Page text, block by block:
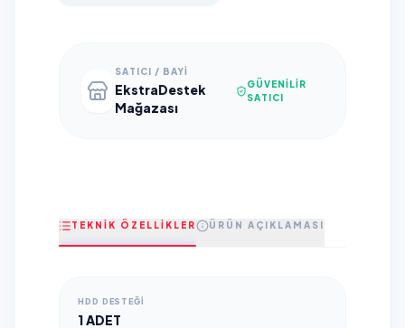
SATICI / BAYI
EkstraDestek
Mağazası
GÜVENILIR
SATICI
TEKNİK ÖZELLİKLER ÜRÜN AÇIKLAMASI
HDD DESTEĞI
1 ADET